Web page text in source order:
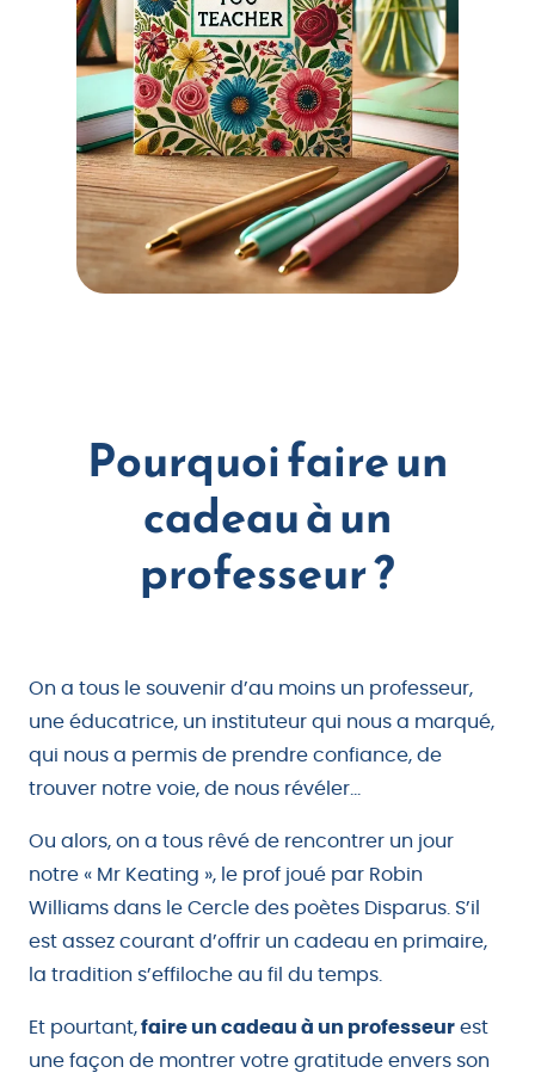
Pourquoi faire un
cadeau à un
professeur ?
On a tous le souvenir d’au moins un professeur,
une éducatrice, un instituteur qui nous a marqué,
qui nous a permis de prendre confiance, de
trouver notre voie, de nous révéler…
Ou alors, on a tous rêvé de rencontrer un jour
notre « Mr Keating », le prof joué par Robin
Williams dans le Cercle des poètes Disparus. S’il
est assez courant d’offrir un cadeau en primaire,
la tradition s’effiloche au fil du temps.
Et pourtant,faire un cadeau à un professeur est
une façon de montrer votre gratitude envers son